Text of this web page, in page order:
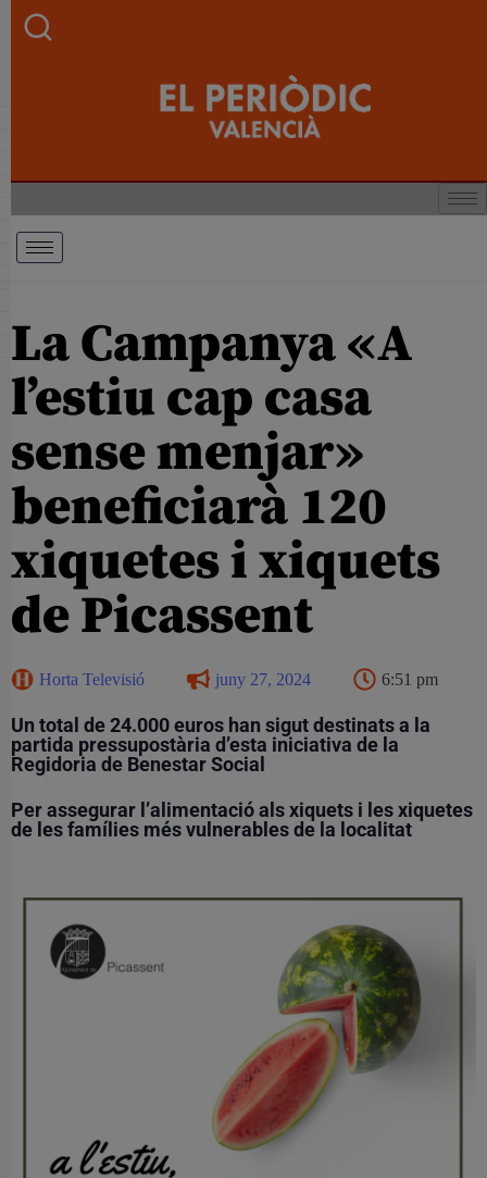
La Campanya «A
l’estiu cap casa
sense menjar»
beneficiarà 120
xiquetes i xiquets
de Picassent
Horta Televisió juny 27, 2024 6:51 pm
Un total de 24.000 euros han sigut destinats a la
partida pressupostària d’esta iniciativa de la
Regidoria de Benestar Social
Per assegurar l’alimentació als xiquets i les xiquetes
de les famílies més vulnerables de la localitat